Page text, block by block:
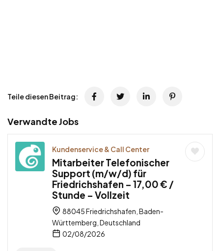
Teile diesen Beitrag:
Verwandte Jobs
Kundenservice & Call Center
Mitarbeiter Telefonischer
Support (m/w/d) für
Friedrichshafen – 17,00 € /
Stunde – Vollzeit
88045 Friedrichshafen, Baden-
Württemberg, Deutschland
02/08/2026